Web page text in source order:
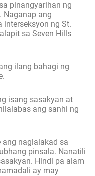
pinangyarihan ng
Naganap ang
interseksyon ng St.
sa Seven Hills
ilang bahagi ng
isang sasakyan at
ang sanhi ng
ang naglalakad sa
pinsala. Nanatili
Hindi pa alam
ay may